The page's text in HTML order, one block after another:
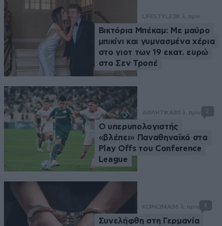
LIFESTYLE28 λ. πριν
Βικτόρια Μπέκαμ: Με μαύρο
μπικίνι και γυμνασμένα χέρια
στο γιοτ των 19 εκατ. ευρώ
στο Σεν Τροπέ
ΑΘΛΗΤΙΚΑ30 λ. πριν 2
Ο υπερυπολογιστής
«βλέπει» Παναθηναϊκό στα
Play Offs του Conference
League
ΚΟΙΝΩΝΙΑ36 λ. πριν 3
Συνελήφθη στη Γερμανία